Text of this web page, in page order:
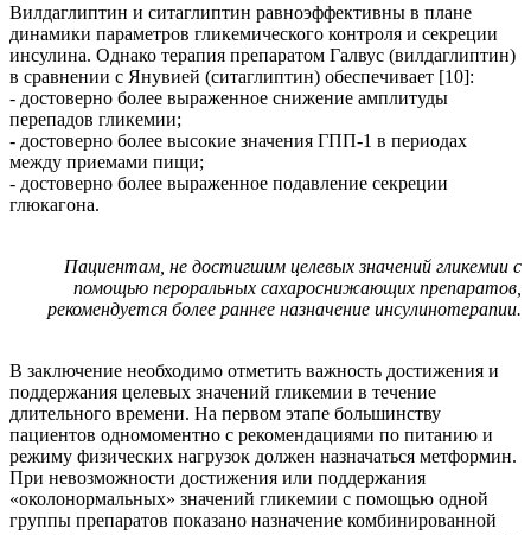
Вилдаглиптин и ситаглиптин равноэффективны в плане
динамики параметров гликемического контроля и секреции
инсулина. Однако терапия препаратом Галвус (вилдаглиптин)
в сравнении с Янувией (ситаглиптин) обеспечивает [10]:
- достоверно более выраженное снижение амплитуды
перепадов гликемии;
- достоверно более высокие значения ГПП-1 в периодах
между приемами пищи;
- достоверно более выраженное подавление секреции
глюкагона.
Пациентам, не достигшим целевых значений гликемии с
помощью пероральных сахароснижающих препаратов,
рекомендуется более раннее назначение инсулинотерапии.
В заключение необходимо отметить важность достижения и
поддержания целевых значений гликемии в течение
длительного времени. На первом этапе большинству
пациентов одномоментно с рекомендациями по питанию и
режиму физических нагрузок должен назначаться метформин.
При невозможности достижения или поддержания
«околонормальных» значений гликемии с помощью одной
группы препаратов показано назначение комбинированной